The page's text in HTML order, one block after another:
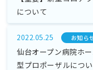
について
2022.05.25 お知ら
仙台オープン病院ホ
型プロポーザルにつ